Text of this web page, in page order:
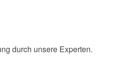
durch unsere Experten.